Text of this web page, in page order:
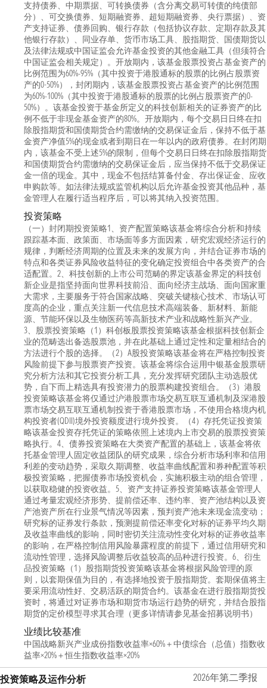
支持债券、中期票据、可转换债券（含分离交易可转债的纯债部
分）、可交换债券、短期融资券、超短期融资券、央行票据）、资
产支持证券、债券回购、银行存款（包括协议存款、定期存款及其
他银行存款）、同业存单、货币市场工具、股指期货、国债期货以
及法律法规或中国证监会允许基金投资的其他金融工具（但须符合
中国证监会相关规定）。开放期内，该基金股票投资占基金资产的
比例范围为60%-95%（其中投资于港股通标的股票的比例占股票资
产的0-50%），封闭期内，该基金股票投资占基金资产的比例范围
为60%-100%（其中投资于港股通标的股票的比例占股票资产的0-
50%）。该基金投资于基金所定义的科技创新相关的证券资产的比
例不低于非现金基金资产的80%。开放期内，每个交易日日终在扣
除股指期货和国债期货合约需缴纳的交易保证金后，保持不低于基
金资产净值5%的现金或者到期日在一年以内的政府债券。在封闭期
内，该基金不受上述5%的限制，但每个交易日日终在扣除股指期货
和国债期货合约需缴纳的交易保证金后，应当保持不低于交易保证
金一倍的现金。其中，现金不包括结算备付金、存出保证金、应收
申购款等。如法律法规或监管机构以后允许基金投资其他品种，基
金管理人在履行适当程序后，可以将其纳入投资范围。
投资策略
（一）封闭期投资策略1、资产配置策略该基金将综合分析和持续
跟踪基本面、政策面、市场面等多方面因素，研究宏观经济运行的
规律，判断经济周期的位置及未来的发展方向，并结合证券市场的
特点和各类证券风险收益特征的变化确定投资组合中各类资产的合
适配置。2、科技创新的上市公司范畴的界定该基金界定的科技创
新企业是指坚持面向世界科技前沿、面向经济主战场、面向国家重
大需求，主要服务于符合国家战略、突破关键核心技术、市场认可
度高的企业，重点关注新一代信息技术高端装备、新材料、新能
源、节能环保以及生物医药等高新技术产业和战略性新兴产业。
3、股票投资策略（1）科创板股票投资策略该基金根据科技创新企
业的范畴选出备选股票池，并在此基础上通过定性和定量相结合的
方法进行个股的选择。（2）A股投资策略该基金将在严格控制投资
风险前提下参与股票资产投资。该基金将综合运用中银基金股票研
究分析方法和其它投资分析工具，充分发挥研究团队主动选股优
势，自下而上精选具有投资潜力的股票构建投资组合。（3）港股
投资策略该基金将仅通过沪港股票市场交易互联互通机制及深港股
票市场交易互联互通机制投资于香港股票市场，不使用合格境内机
构投资者(QDII)境外投资额度进行境外投资。（4）存托凭证投资策
略该基金投资存托凭证的策略依照上述境内上市交易的股票投资策
略执行。4、债券投资策略在大类资产配置的基础上，该基金将依
托基金管理人固定收益团队的研究成果，综合分析市场利率和信用
利差的变动趋势，采取久期调整、收益率曲线配置和券种配置等积
极投资策略，把握债券市场投资机会，实施积极主动的组合管理，
以获取稳健的投资收益。5、资产支持证券投资策略该基金管理人
通过考量宏观经济形势、提前偿还率、违约率、资产池结构以及资
产池资产所在行业景气情况等因素，预判资产池未来现金流变动；
研究标的证券发行条款，预测提前偿还率变化对标的证券平均久期
及收益率曲线的影响，同时密切关注流动性变化对标的证券收益率
的影响，在严格控制信用风险暴露程度的前提下，通过信用研究和
流动性管理，选择风险调整后收益较高的品种进行投资。6、衍生
品投资策略（1）股指期货投资策略该基金将根据风险管理的原
则，以套期保值为目的，有选择地投资于股指期货。套期保值将主
要采用流动性好、交易活跃的期货合约。该基金在进行股指期货投
资时，将通过对证券市场和期货市场运行趋势的研究，并结合股指
期货的定价模型寻求其合理（更多详情请参见基金招募说明书）
业绩比较基准
中国战略新兴产业成份指数收益率×60%＋中债综合（总值）指数收
益率×20%＋恒生指数收益率×20%
投资策略及运作分析 2026年第二季报